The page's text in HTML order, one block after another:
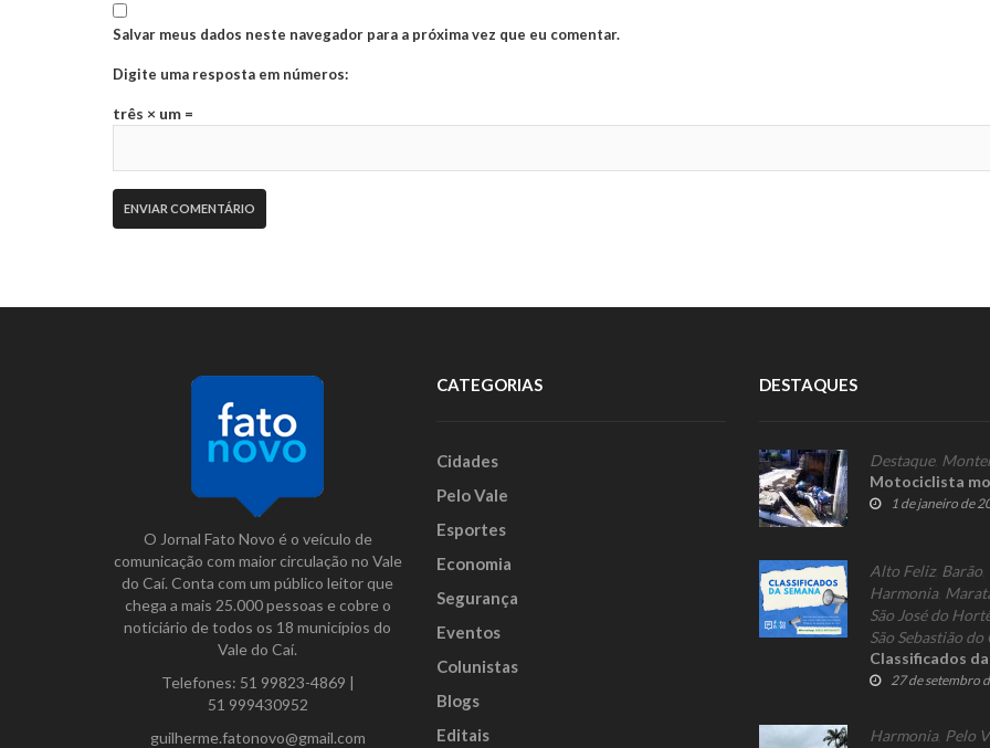
Salvar meus dados neste navegador para a próxima vez que eu comentar.
Digite uma resposta em números:
três × um =
O Jornal Fato Novo é o veículo de
comunicação com maior circulação no Vale
do Caí. Conta com um público leitor que
chega a mais 25.000 pessoas e cobre o
noticiário de todos os 18 municípios do
Vale do Caí.
Telefones: 51 99823-4869 |
51 999430952
guilherme.fatonovo@gmail.com
CATEGORIAS
Cidades
Pelo Vale
Esportes
Economia
Segurança
Eventos
Colunistas
Blogs
Editais
DESTAQUES
Destaque,
Motociclista
1 de janeiro de
Alto Feliz, Barão
Harmonia,
São José do
São Sebastião do
Classificados
27 de setembro
Harmonia, Pelo